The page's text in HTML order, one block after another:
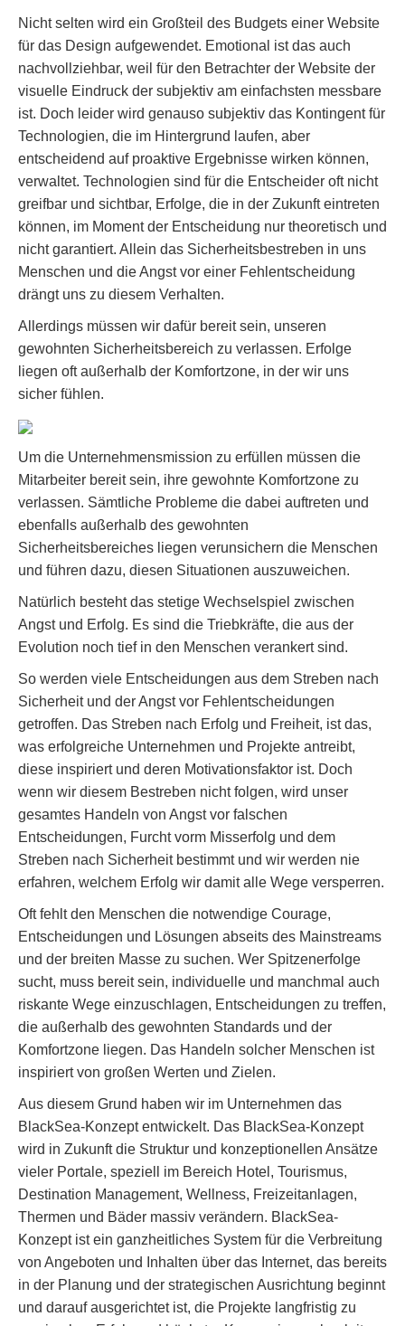
Nicht selten wird ein Großteil des Budgets einer Website
für das Design aufgewendet. Emotional ist das auch
nachvollziehbar, weil für den Betrachter der Website der
visuelle Eindruck der subjektiv am einfachsten messbare
ist. Doch leider wird genauso subjektiv das Kontingent für
Technologien, die im Hintergrund laufen, aber
entscheidend auf proaktive Ergebnisse wirken können,
verwaltet. Technologien sind für die Entscheider oft nicht
greifbar und sichtbar, Erfolge, die in der Zukunft eintreten
können, im Moment der Entscheidung nur theoretisch und
nicht garantiert. Allein das Sicherheitsbestreben in uns
Menschen und die Angst vor einer Fehlentscheidung
drängt uns zu diesem Verhalten.
Allerdings müssen wir dafür bereit sein, unseren
gewohnten Sicherheitsbereich zu verlassen. Erfolge
liegen oft außerhalb der Komfortzone, in der wir uns
sicher fühlen.
Um die Unternehmensmission zu erfüllen müssen die
Mitarbeiter bereit sein, ihre gewohnte Komfortzone zu
verlassen. Sämtliche Probleme die dabei auftreten und
ebenfalls außerhalb des gewohnten
Sicherheitsbereiches liegen verunsichern die Menschen
und führen dazu, diesen Situationen auszuweichen.
Natürlich besteht das stetige Wechselspiel zwischen
Angst und Erfolg. Es sind die Triebkräfte, die aus der
Evolution noch tief in den Menschen verankert sind.
So werden viele Entscheidungen aus dem Streben nach
Sicherheit und der Angst vor Fehlentscheidungen
getroffen. Das Streben nach Erfolg und Freiheit, ist das,
was erfolgreiche Unternehmen und Projekte antreibt,
diese inspiriert und deren Motivationsfaktor ist. Doch
wenn wir diesem Bestreben nicht folgen, wird unser
gesamtes Handeln von Angst vor falschen
Entscheidungen, Furcht vorm Misserfolg und dem
Streben nach Sicherheit bestimmt und wir werden nie
erfahren, welchem Erfolg wir damit alle Wege versperren.
Oft fehlt den Menschen die notwendige Courage,
Entscheidungen und Lösungen abseits des Mainstreams
und der breiten Masse zu suchen. Wer Spitzenerfolge
sucht, muss bereit sein, individuelle und manchmal auch
riskante Wege einzuschlagen, Entscheidungen zu treffen,
die außerhalb des gewohnten Standards und der
Komfortzone liegen. Das Handeln solcher Menschen ist
inspiriert von großen Werten und Zielen.
Aus diesem Grund haben wir im Unternehmen das
BlackSea-Konzept entwickelt. Das BlackSea-Konzept
wird in Zukunft die Struktur und konzeptionellen Ansätze
vieler Portale, speziell im Bereich Hotel, Tourismus,
Destination Management, Wellness, Freizeitanlagen,
Thermen und Bäder massiv verändern. BlackSea-
Konzept ist ein ganzheitliches System für die Verbreitung
von Angeboten und Inhalten über das Internet, das bereits
in der Planung und der strategischen Ausrichtung beginnt
und darauf ausgerichtet ist, die Projekte langfristig zu